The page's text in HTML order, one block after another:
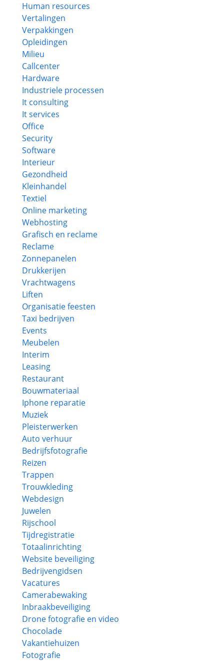
Human resources
Vertalingen
Verpakkingen
Opleidingen
Milieu
Callcenter
Hardware
Industriele processen
It consulting
It services
Office
Security
Software
Interieur
Gezondheid
Kleinhandel
Textiel
Online marketing
Webhosting
Grafisch en reclame
Reclame
Zonnepanelen
Drukkerijen
Vrachtwagens
Liften
Organisatie feesten
Taxi bedrijven
Events
Meubelen
Interim
Leasing
Restaurant
Bouwmateriaal
Iphone reparatie
Muziek
Pleisterwerken
Auto verhuur
Bedrijfsfotografie
Reizen
Trappen
Trouwkleding
Webdesign
Juwelen
Rijschool
Tijdregistratie
Totaalinrichting
Website beveiliging
Bedrijvengidsen
Vacatures
Camerabewaking
Inbraakbeveiliging
Drone fotografie en video
Chocolade
Vakantiehuizen
Fotografie